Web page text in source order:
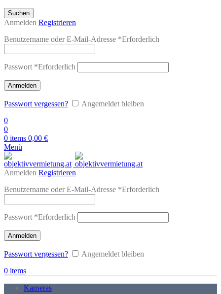
Suchen
Anmelden Registrieren
Benutzername oder E-Mail-Adresse *Erforderlich
Passwort *Erforderlich
Anmelden
Passwort vergessen?
Angemeldet bleiben
0
0
0 items 0,00 €
Menü
Anmelden Registrieren
Benutzername oder E-Mail-Adresse *Erforderlich
Passwort *Erforderlich
Anmelden
Passwort vergessen?
Angemeldet bleiben
0 items
Kameras